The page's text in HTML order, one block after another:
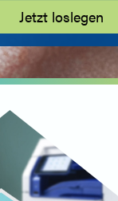
Jetzt loslegen